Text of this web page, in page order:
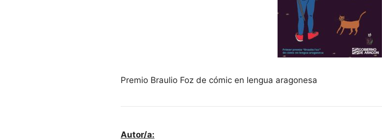
Premio Braulio Foz de cómic en lengua aragonesa
Autor/a: